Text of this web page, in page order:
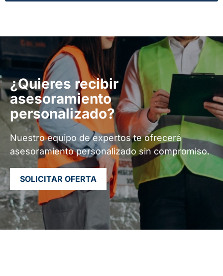
¿Quieres recibir
asesoramiento
personalizado?
Nuestro equipo de expertos te ofrecerá
asesoramiento personalizado sin compromiso.
SOLICITAR OFERTA